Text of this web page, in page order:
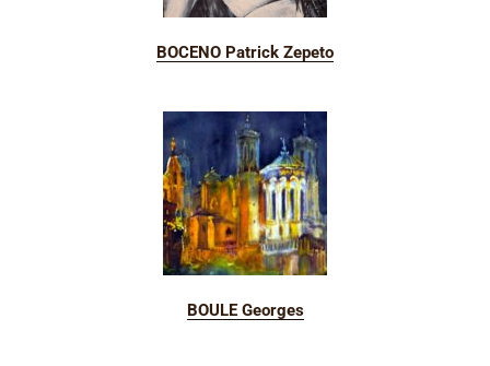
BOCENO Patrick Zepeto
BOULE Georges